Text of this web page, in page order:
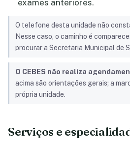
exames anteriores.
O telefone desta unidade não
Nesse caso, o caminho é
procurar a Secretaria Municipal de
O CEBES não realiza
acima são orientações gerais; a
própria unidade.
Serviços e